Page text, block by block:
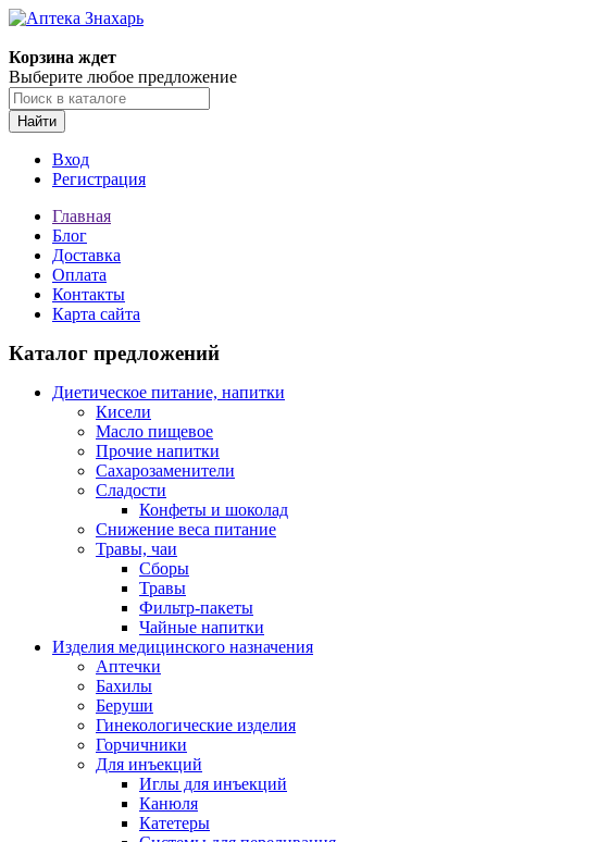
Корзина ждет
Выберите любое предложение
Найти
Вход
Регистрация
Главная
Блог
Доставка
Оплата
Контакты
Карта сайта
Каталог предложений
Диетическое питание, напитки
Кисели
Масло пищевое
Прочие напитки
Сахарозаменители
Сладости
Конфеты и шоколад
Снижение веса питание
Травы, чаи
Сборы
Травы
Фильтр-пакеты
Чайные напитки
Изделия медицинского назначения
Аптечки
Бахилы
Беруши
Гинекологические изделия
Горчичники
Для инъекций
Иглы для инъекций
Канюля
Катетеры